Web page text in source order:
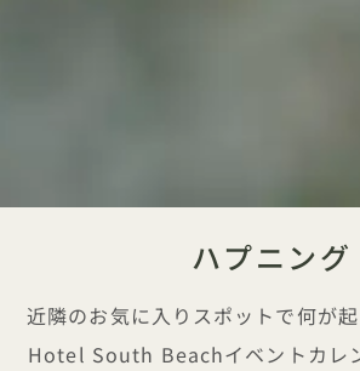
ハプニング
近隣のお気に入りスポットで何が
Hotel South Beachイベントカレ